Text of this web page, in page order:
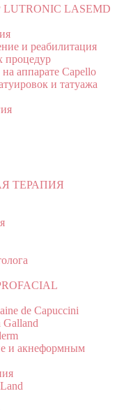
LASEMD
и реабилитация
процедур
аппарате Capello
и татуажа
ТЕРАПИЯ
de Capuccini
и акнеформным